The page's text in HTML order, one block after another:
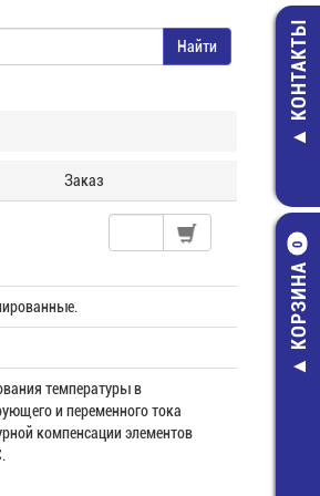
КОНТАКТЫ
КОРЗИНА
0
Заказ
температуры в
и переменного тока
компенсации элементов